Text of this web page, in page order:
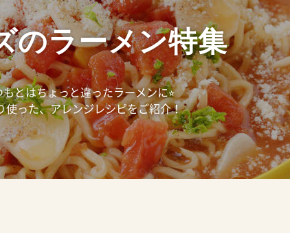
のラーメン特集
とはちょっと違ったラーメンに⭐︎
使った、アレンジレシピをご紹介！